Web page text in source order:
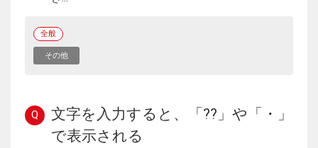
全般
その他
Q
文字を入力すると、「??」や「・」
で表示される